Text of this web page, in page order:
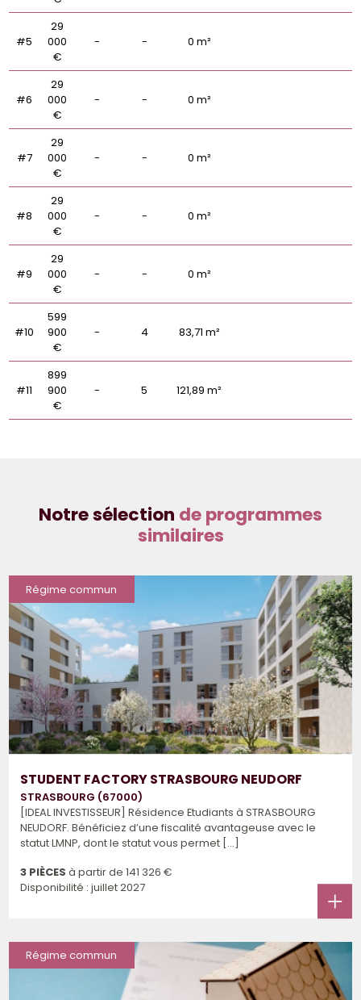
#5
29
000
€
- - 0 m²
#6
29
000
€
- - 0 m²
#7
29
000
€
- - 0 m²
#8
29
000
€
- - 0 m²
#9
29
000
€
- - 0 m²
#10
599
900
€
- 4 83,71 m²
#11
899
900
€
- 5 121,89 m²
Notre sélection de programmes
similaires
Régime commun
STUDENT FACTORY STRASBOURG NEUDORF
STRASBOURG (67000)
[IDEAL INVESTISSEUR] Résidence Etudiants à STRASBOURG
NEUDORF. Bénéficiez d’une fiscalité avantageuse avec le
statut LMNP, dont le statut vous permet [...]
3 PIÈCES à partir de 141 326 €
Disponibilité : juillet 2027
Régime commun